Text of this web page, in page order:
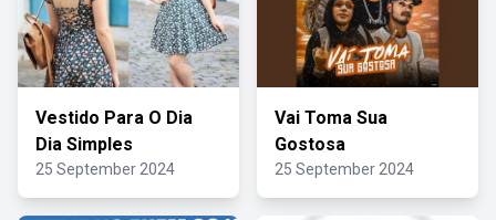
Vestido Para O Dia
Dia Simples
25 September 2024
Vai Toma Sua
Gostosa
25 September 2024